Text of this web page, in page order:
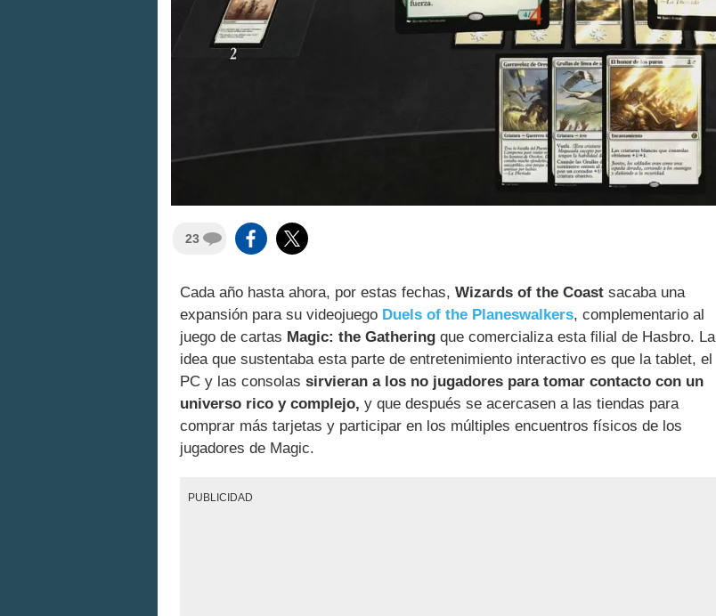
23
Cada año hasta ahora, por estas fechas, Wizards of the Coast sacaba una
expansión para su videojuego Duels of the Planeswalkers, complementario al
juego de cartas Magic: the Gathering que comercializa esta filial de Hasbro. La
idea que sustentaba esta parte de entretenimiento interactivo es que la tablet, el
PC y las consolas sirvieran a los no jugadores para tomar contacto con un
universo rico y complejo, y que después se acercasen a las tiendas para
comprar más tarjetas y participar en los múltiples encuentros físicos de los
jugadores de Magic.
PUBLICIDAD